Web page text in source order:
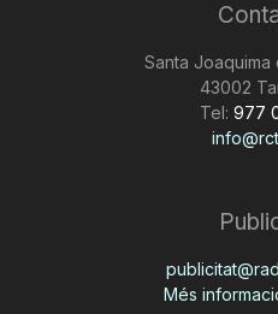
Santa Joaquima
43002
Tel: 977
Més